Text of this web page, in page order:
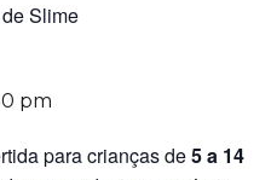
Slime
pm
para crianças de5 a 14